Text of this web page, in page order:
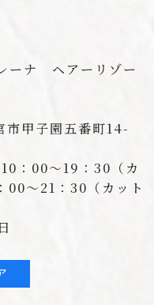
ナ ヘアーリゾー
甲子園五番町14-
：00〜19：30（カ
00〜21：30（カット